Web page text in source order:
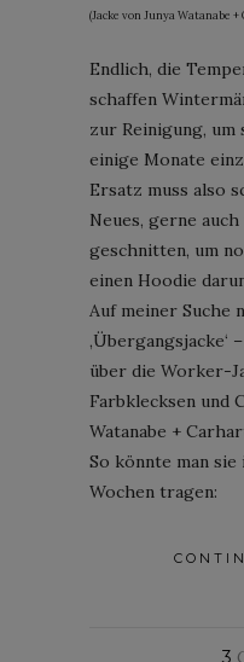
(Jacke von Junya Watanabe
Endlich, die
schaffen
zur Reinigung,
einige Monate
Ersatz muss also
Neues, gerne
geschnitten, um
einen Hoodie
Auf meiner Suche
‚Übergangsjacke‘ –
über die Worker-
Farbklecksen und
Watanabe +
So könnte man sie
Wochen tragen:
3